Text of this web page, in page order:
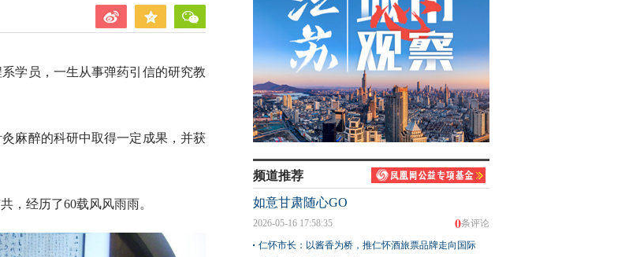
学员，一生从事弹药引信的研究教
麻醉的科研中取得一定成果，并获
，经历了60载风风雨雨。
频道推荐
如意甘肃随心GO
0条评论
2026-05-16 17:58:35
仁怀市长：以酱香为桥，推仁怀酒旅票品牌走向国际